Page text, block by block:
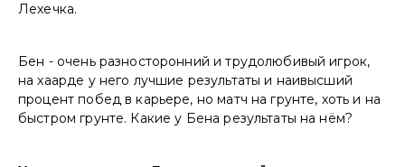
Лехечка.
Бен - очень разносторонний и трудолюбивый игрок,
на хаарде у него лучшие результаты и наивысший
процент побед в карьере, но матч на грунте, хоть и на
быстром грунте. Какие у Бена результаты на нём?